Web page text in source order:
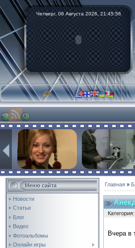
Четверг, 06 Августа 2026, 21:45:57
Меню сайта
Новости
Статьи
Блог
Видео
Фотоальбомы
Онлайн игры
Главная »
Категория:
Вчера в